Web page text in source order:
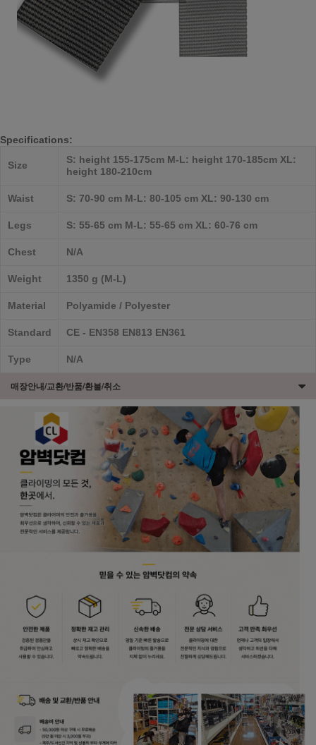
Specifications:
Size
S: height 155-175cm M-L: height 170-185cm XL:
height 180-210cm
Waist S: 70-90 cm M-L: 80-105 cm XL: 90-130 cm
Legs S: 55-65 cm M-L: 55-65 cm XL: 60-76 cm
Chest N/A
Weight 1350 g (M-L)
Material Polyamide / Polyester
Standard CE - EN358 EN813 EN361
Type N/A
매장안내/교환/반품/환불/취소